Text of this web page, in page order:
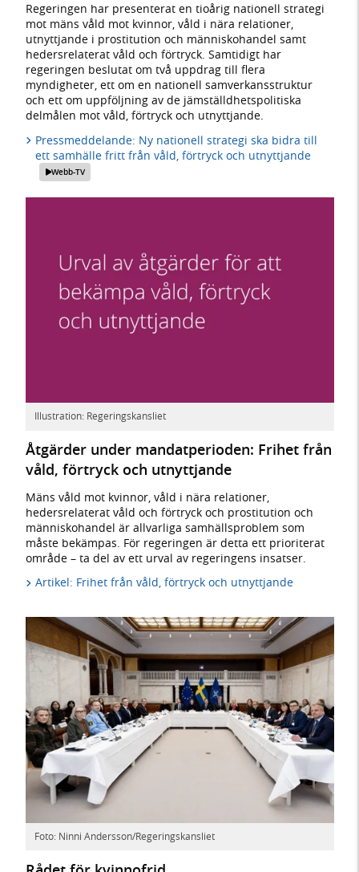
Regeringen har presenterat en tioårig nationell strategi
mot mäns våld mot kvinnor, våld i nära relationer,
utnyttjande i prostitution och människohandel samt
hedersrelaterat våld och förtryck. Samtidigt har
regeringen beslutat om två uppdrag till flera
myndigheter, ett om en nationell samverkansstruktur
och ett om uppföljning av de jämställdhetspolitiska
delmålen mot våld, förtryck och utnyttjande.
Pressmeddelande: Ny nationell strategi ska bidra till
ett samhälle fritt från våld, förtryck och utnyttjande
Webb-TV
Illustration: Regeringskansliet
Åtgärder under mandatperioden: Frihet från
våld, förtryck och utnyttjande
Mäns våld mot kvinnor, våld i nära relationer,
hedersrelaterat våld och förtryck och prostitution och
människohandel är allvarliga samhällsproblem som
måste bekämpas. För regeringen är detta ett prioriterat
område – ta del av ett urval av regeringens insatser.
Artikel: Frihet från våld, förtryck och utnyttjande
Foto: Ninni Andersson/Regeringskansliet